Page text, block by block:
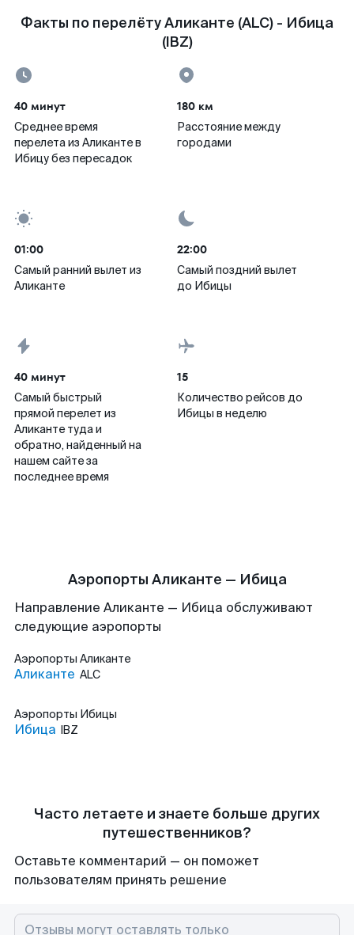
Факты по перелёту Аликанте (ALC) - Ибица
(IBZ)
40 минут
Среднее время
перелета из Аликанте в
Ибицу без пересадок
180 км
Расстояние между
городами
01:00
Самый ранний вылет из
Аликанте
22:00
Самый поздний вылет
до Ибицы
40 минут
Самый быстрый
прямой перелет из
Аликанте туда и
обратно, найденный на
нашем сайте за
последнее время
15
Количество рейсов до
Ибицы в неделю
Аэропорты Аликанте — Ибица
Направление Аликанте — Ибица обслуживают
следующие аэропорты
Аэропорты Аликанте
Аликанте ALC
Аэропорты Ибицы
Ибица IBZ
Часто летаете и знаете больше других
путешественников?
Оставьте комментарий — он поможет
пользователям принять решение